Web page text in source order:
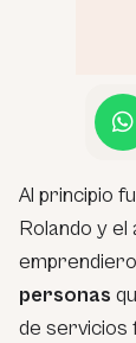
Al principio
Rolando y el
personas
de servicios